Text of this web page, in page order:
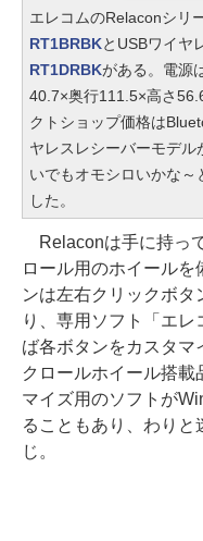
エレコムのRelaconシリ
RT1BRBKとUSBワイヤ
RT1DRBKがある。電源
40.7×奥行111.5×高さ
クトショップ価格は
ヤレスレシーバーモデ
いでもオモシロいかな～
した。
Relaconは手に持っ
ロール用のホイール
ンは左右クリックボ
り、専用ソフト「エレ
ば各ボタンをカスタマ
クロールホイール搭載
マイズ用のソフトが
ることもあり、わり
じ。